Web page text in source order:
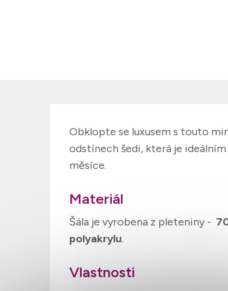
Obklopte se luxusem s touto
odstínech šedi, která je
měsíce.
Materiál
Šála je vyrobena z pleteniny -
polyakrylu.
Vlastnosti